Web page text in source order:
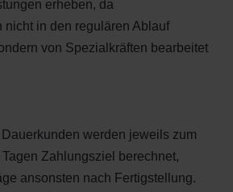
erheben, da
nicht in den regulären Ablauf
von Spezialkräften bearbeitet
werden jeweils zum
Zahlungsziel berechnet,
ansonsten nach Fertigstellung.